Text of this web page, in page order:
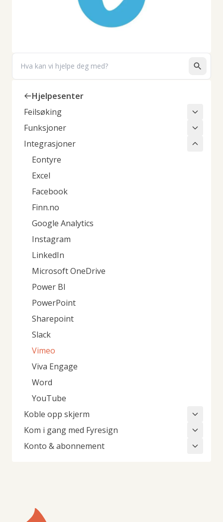
Search
Hjelpesenter
Feilsøking
Funksjoner
Integrasjoner
Eontyre
Excel
Facebook
Finn.no
Google Analytics
Instagram
LinkedIn
Microsoft OneDrive
Power BI
PowerPoint
Sharepoint
Slack
Vimeo
Viva Engage
Word
YouTube
Koble opp skjerm
Kom i gang med Fyresign
Konto & abonnement